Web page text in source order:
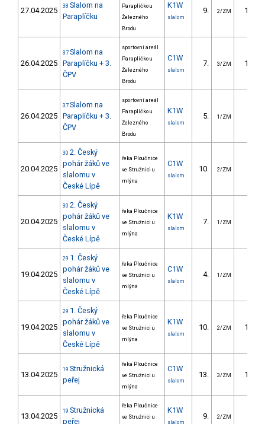
27.04.2025 38 Slalom na
Paraplíčku
Paraplíčko u
Železného
Brodu
K1W
slalom
9. 2/ZM 10.20
26.04.2025
37 Slalom na
Paraplíčku + 3.
ČPV
sportovní areál
Paraplíčko u
Železného
Brodu
C1W
slalom
7. 3/ZM 12.60
26.04.2025
37 Slalom na
Paraplíčku + 3.
ČPV
sportovní areál
Paraplíčko u
Železného
Brodu
K1W
slalom
5. 1/ZM
20.04.2025
30 2. Český
pohár žáků ve
slalomu v
České Lípě
řeka Ploučnice
ve Stružnici u
mlýna
C1W
slalom
10. 2/ZM
20.04.2025
30 2. Český
pohár žáků ve
slalomu v
České Lípě
řeka Ploučnice
ve Stružnici u
mlýna
K1W
slalom
7. 1/ZM
19.04.2025
29 1. Český
pohár žáků ve
slalomu v
České Lípě
řeka Ploučnice
ve Stružnici u
mlýna
C1W
slalom
4. 1/ZM
19.04.2025
29 1. Český
pohár žáků ve
slalomu v
České Lípě
řeka Ploučnice
ve Stružnici u
mlýna
K1W
slalom
10. 2/ZM 11.14
13.04.2025
19 Stružnická
peřej
řeka Ploučnice
ve Stružnici u
mlýna
C1W
slalom
13. 3/ZM 13.70
13.04.2025
19 Stružnická
peřej
řeka Ploučnice
ve Stružnici u
K1W
slalom
9. 2/ZM